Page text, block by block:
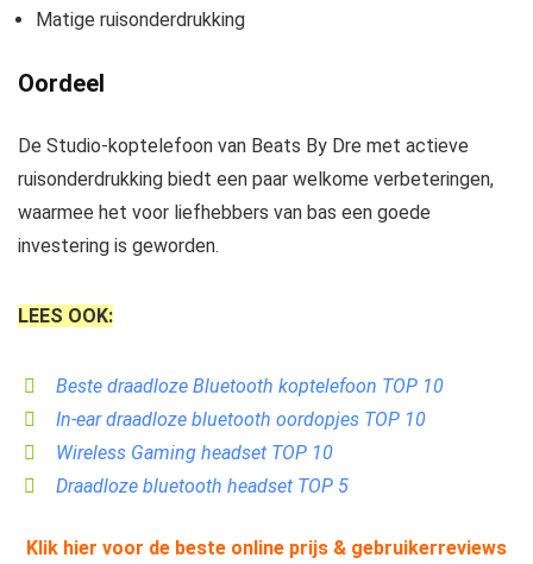
Matige ruisonderdrukking
Oordeel
De Studio-koptelefoon van Beats By Dre met actieve
ruisonderdrukking biedt een paar welkome verbeteringen,
waarmee het voor liefhebbers van bas een goede
investering is geworden.
LEES OOK:
Beste draadloze Bluetooth koptelefoon TOP 10
In-ear draadloze bluetooth oordopjes TOP 10
Wireless Gaming headset TOP 10
Draadloze bluetooth headset TOP 5
Klik hier voor de beste online prijs & gebruikerreviews